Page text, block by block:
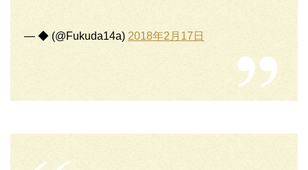
— ◆ (@Fukuda14a) 2018年2月17日